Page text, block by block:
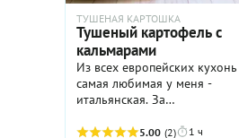
ТУШЕНАЯ КАРТОШКА
Тушеный картофель с
кальмарами
Из всех европейских кухонь
самая любимая у меня -
итальянская. За
ней обожаю практически
5.00 (2) 1 ч